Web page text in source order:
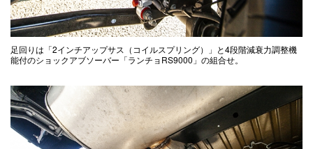
足回りは「2インチアップサス（コイルスプリング）」と4段階減衰力調整機
能付のショックアブソーバー「ランチョRS9000」の組合せ。